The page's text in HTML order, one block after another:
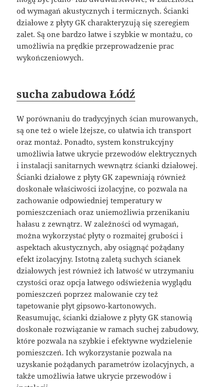
od wymagań akustycznych i termicznych. Ścianki
działowe z płyty GK charakteryzują się szeregiem
zalet. Są one bardzo łatwe i szybkie w montażu, co
umożliwia na prędkie przeprowadzenie prac
wykończeniowych.
sucha zabudowa Łódź
W porównaniu do tradycyjnych ścian murowanych,
są one też o wiele lżejsze, co ułatwia ich transport
oraz montaż. Ponadto, system konstrukcyjny
umożliwia łatwe ukrycie przewodów elektrycznych
i instalacji sanitarnych wewnątrz ścianki działowej.
Ścianki działowe z płyty GK zapewniają również
doskonałe właściwości izolacyjne, co pozwala na
zachowanie odpowiedniej temperatury w
pomieszczeniach oraz uniemożliwia przenikaniu
hałasu z zewnątrz. W zależności od wymagań,
można wykorzystać płyty o rozmaitej grubości i
aspektach akustycznych, aby osiągnąć pożądany
efekt izolacyjny. Istotną zaletą suchych ścianek
działowych jest również ich łatwość w utrzymaniu
czystości oraz opcja łatwego odświeżenia wyglądu
pomieszczeń poprzez malowanie czy też
tapetowanie płyt gipsowo-kartonowych.
Reasumując, ścianki działowe z płyty GK stanowią
doskonałe rozwiązanie w ramach suchej zabudowy,
które pozwala na szybkie i efektywne wydzielenie
pomieszczeń. Ich wykorzystanie pozwala na
uzyskanie pożądanych parametrów izolacyjnych, a
także umożliwia łatwe ukrycie przewodów i